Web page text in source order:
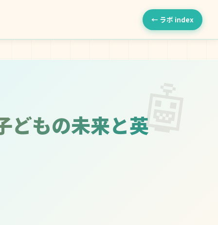
← ラボ index
🤖
どもの未来と英